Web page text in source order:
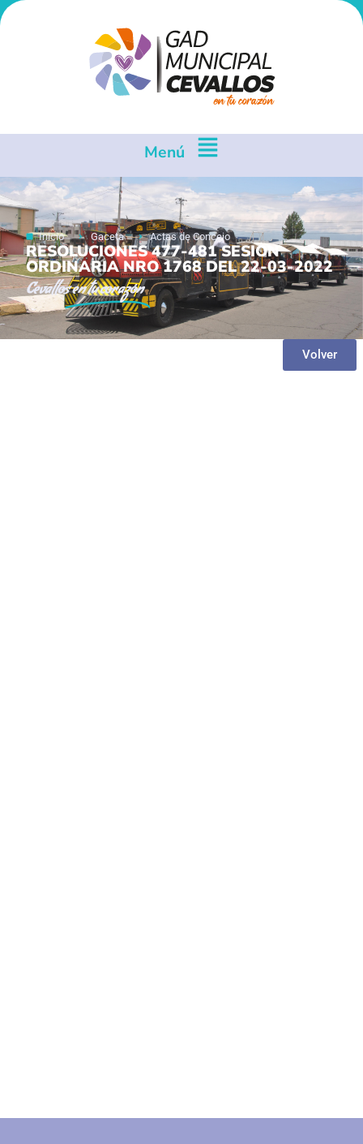
Menú
Inicio Gaceta Actas de Concejo
RESOLUCIONES 477-481 SESION
ORDINARIA NRO 1768 DEL 22-03-2022
Cevallosen tu corazón
Volver